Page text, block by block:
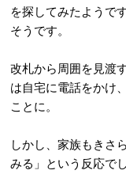
を探してみたようで
そうです。
改札から周囲を見渡
は自宅に電話をかけ
ことに。
しかし、家族もきさ
みる」という反応でし